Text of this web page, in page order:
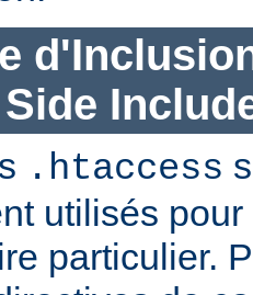
.htaccess
utilisés
particulier.